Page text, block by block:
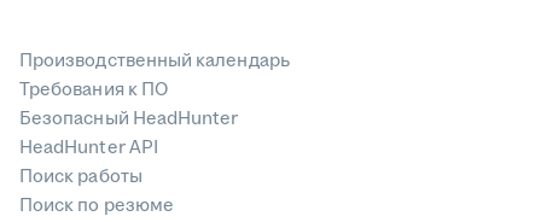
Производственный календарь
Требования к ПО
Безопасный HeadHunter
HeadHunter API
Поиск работы
Поиск по резюме